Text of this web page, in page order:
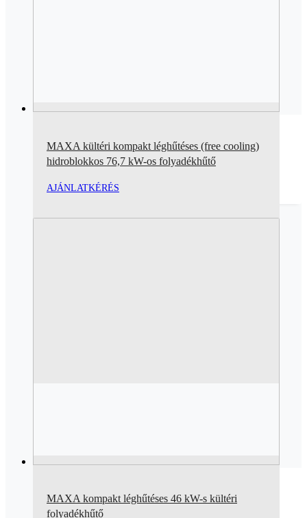
MAXA kültéri kompakt léghűtéses (free cooling)
hidroblokkos 76,7 kW-os folyadékhűtő
AJÁNLATKÉRÉS
MAXA kompakt léghűtéses 46 kW-s kültéri
folyadékhűtő